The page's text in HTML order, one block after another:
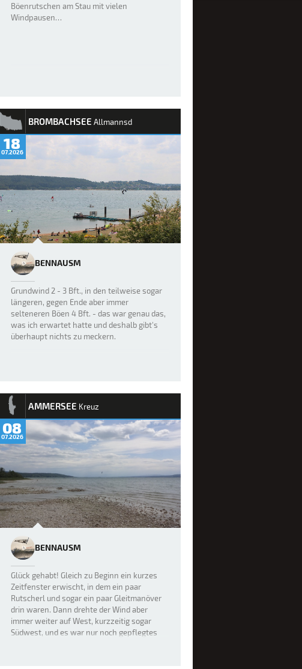
Böenrutschen am Stau mit vielen
Windpausen…
BROMBACHSEE Allmannsd
18
07.2026
BENNAUSM
Grundwind 2 - 3 Bft., in den teilweise sogar
längeren, gegen Ende aber immer
selteneren Böen 4 Bft. - das war genau das,
was ich erwartet hatte und deshalb gibt's
überhaupt nichts zu meckern.
AMMERSEE Kreuz
08
07.2026
BENNAUSM
Glück gehabt! Gleich zu Beginn ein kurzes
Zeitfenster erwischt, in dem ein paar
Rutscherl und sogar ein paar Gleitmanöver
drin waren. Dann drehte der Wind aber
immer weiter auf West, kurzzeitig sogar
Südwest, und es war nur noch gepflegtes